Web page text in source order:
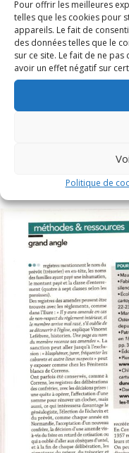
Pour offrir les meilleures
telles que les cookies pour
appareils. Le fait de
des données telles que le
sur ce site. Le fait de ne
avoir un effet négatif sur
Politique de